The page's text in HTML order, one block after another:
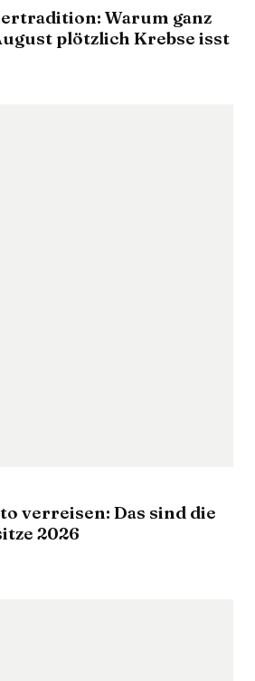
Warum ganz
plötzlich Krebse isst
verreisen: Das sind die
2026